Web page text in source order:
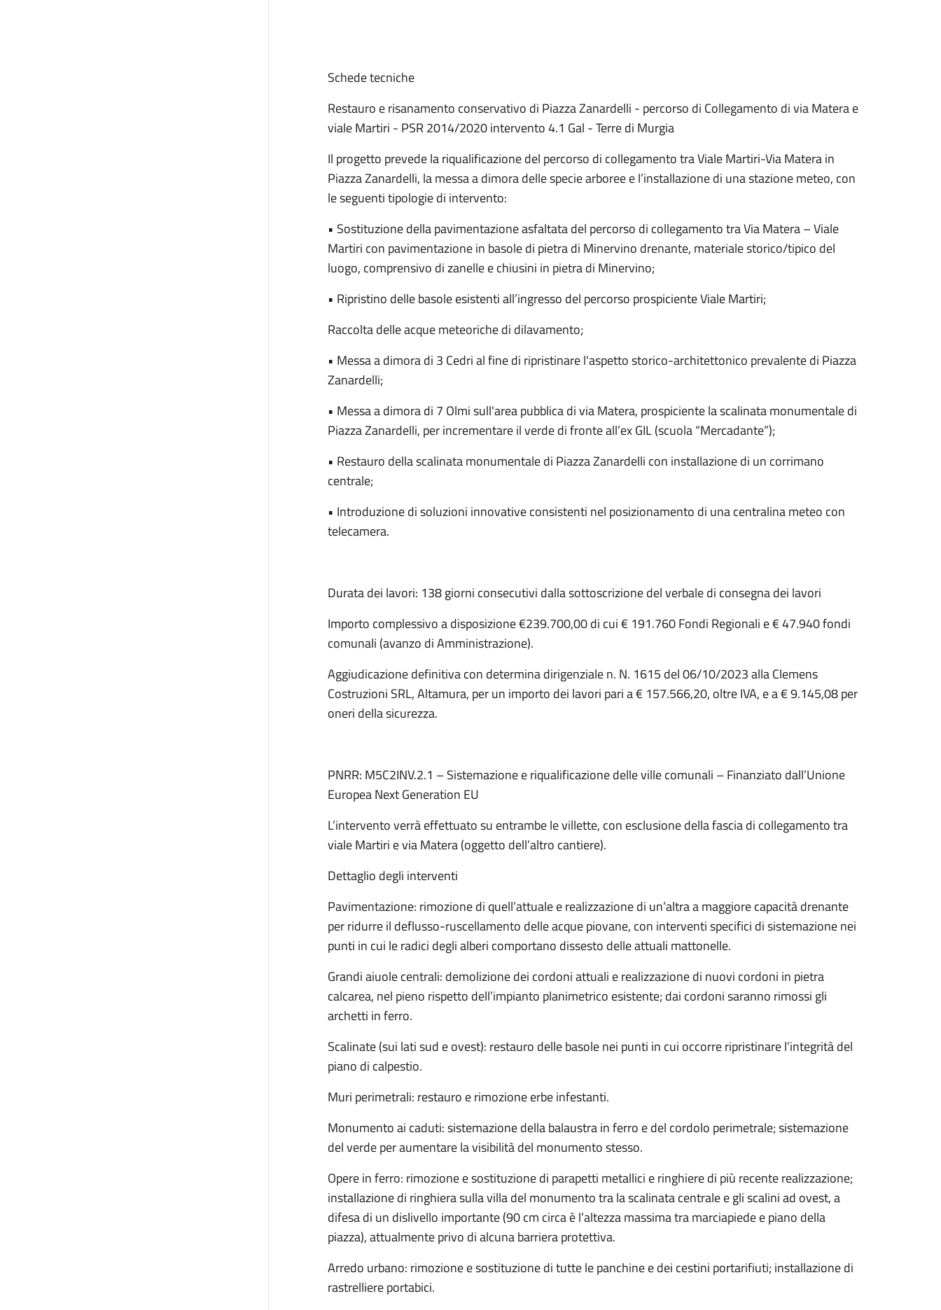
Schede tecniche
Restauro e risanamento conservativo di Piazza Zanardelli - percorso di Collegamento di via Matera e
viale Martiri - PSR 2014/2020 intervento 4.1 Gal - Terre di Murgia
Il progetto prevede la riqualificazione del percorso di collegamento tra Viale Martiri-Via Matera in
Piazza Zanardelli, la messa a dimora delle specie arboree e l’installazione di una stazione meteo, con
le seguenti tipologie di intervento:
• Sostituzione della pavimentazione asfaltata del percorso di collegamento tra Via Matera – Viale
Martiri con pavimentazione in basole di pietra di Minervino drenante, materiale storico/tipico del
luogo, comprensivo di zanelle e chiusini in pietra di Minervino;
• Ripristino delle basole esistenti all’ingresso del percorso prospiciente Viale Martiri;
Raccolta delle acque meteoriche di dilavamento;
• Messa a dimora di 3 Cedri al fine di ripristinare l'aspetto storico-architettonico prevalente di Piazza
Zanardelli;
• Messa a dimora di 7 Olmi sull'area pubblica di via Matera, prospiciente la scalinata monumentale di
Piazza Zanardelli, per incrementare il verde di fronte all’ex GIL (scuola “Mercadante”);
• Restauro della scalinata monumentale di Piazza Zanardelli con installazione di un corrimano
centrale;
• Introduzione di soluzioni innovative consistenti nel posizionamento di una centralina meteo con
telecamera.
Durata dei lavori: 138 giorni consecutivi dalla sottoscrizione del verbale di consegna dei lavori
Importo complessivo a disposizione €239.700,00 di cui € 191.760 Fondi Regionali e € 47.940 fondi
comunali (avanzo di Amministrazione).
Aggiudicazione definitiva con determina dirigenziale n. N. 1615 del 06/10/2023 alla Clemens
Costruzioni SRL, Altamura, per un importo dei lavori pari a € 157.566,20, oltre IVA, e a € 9.145,08 per
oneri della sicurezza.
PNRR: M5C2INV.2.1 – Sistemazione e riqualificazione delle ville comunali – Finanziato dall’Unione
Europea Next Generation EU
L’intervento verrà effettuato su entrambe le villette, con esclusione della fascia di collegamento tra
viale Martiri e via Matera (oggetto dell’altro cantiere).
Dettaglio degli interventi
Pavimentazione: rimozione di quell’attuale e realizzazione di un’altra a maggiore capacità drenante
per ridurre il deflusso-ruscellamento delle acque piovane, con interventi specifici di sistemazione nei
punti in cui le radici degli alberi comportano dissesto delle attuali mattonelle.
Grandi aiuole centrali: demolizione dei cordoni attuali e realizzazione di nuovi cordoni in pietra
calcarea, nel pieno rispetto dell’impianto planimetrico esistente; dai cordoni saranno rimossi gli
archetti in ferro.
Scalinate (sui lati sud e ovest): restauro delle basole nei punti in cui occorre ripristinare l’integrità del
piano di calpestio.
Muri perimetrali: restauro e rimozione erbe infestanti.
Monumento ai caduti: sistemazione della balaustra in ferro e del cordolo perimetrale; sistemazione
del verde per aumentare la visibilità del monumento stesso.
Opere in ferro: rimozione e sostituzione di parapetti metallici e ringhiere di più recente realizzazione;
installazione di ringhiera sulla villa del monumento tra la scalinata centrale e gli scalini ad ovest, a
difesa di un dislivello importante (90 cm circa è l’altezza massima tra marciapiede e piano della
piazza), attualmente privo di alcuna barriera protettiva.
Arredo urbano: rimozione e sostituzione di tutte le panchine e dei cestini portarifiuti; installazione di
rastrelliere portabici.